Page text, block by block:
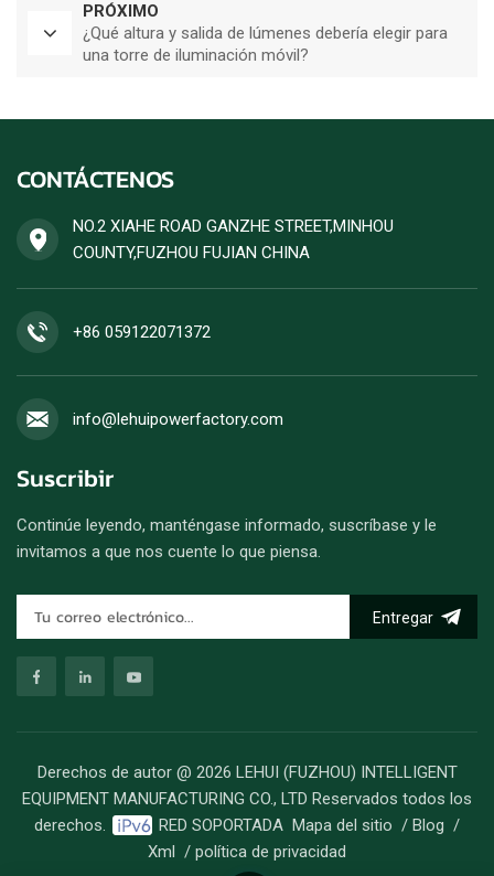
PRÓXIMO
¿Qué altura y salida de lúmenes debería elegir para
una torre de iluminación móvil?
CONTÁCTENOS
NO.2 XIAHE ROAD GANZHE STREET,MINHOU
COUNTY,FUZHOU FUJIAN CHINA
+86 059122071372
info@lehuipowerfactory.com
Suscribir
Continúe leyendo, manténgase informado, suscríbase y le
invitamos a que nos cuente lo que piensa.
Entregar
Derechos de autor @ 2026 LEHUI (FUZHOU) INTELLIGENT
EQUIPMENT MANUFACTURING CO., LTD Reservados todos los
derechos.
RED SOPORTADA Mapa del sitio / Blog /
Xml / política de privacidad